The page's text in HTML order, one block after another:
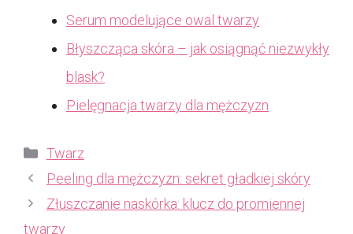
Serum modelujące owal twarzy
Błyszcząca skóra – jak osiągnąć niezwykły
blask?
Pielęgnacja twarzy dla mężczyzn
Kategorie
Twarz
Peeling dla mężczyzn: sekret gładkiej skóry
Złuszczanie naskórka: klucz do promiennej
twarzy